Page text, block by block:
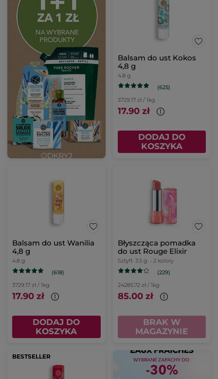
Balsam do ust Kokos
4,8 g
4.8 g
(625)
3729.17 zł / 1kg
17.90 zł
DODAJ DO
KOSZYKA
Balsam do ust Wanilia
4,8 g
4.8 g
(618)
3729.17 zł / 1kg
17.90 zł
DODAJ DO
KOSZYKA
Błyszcząca pomadka
do ust Rouge Elixir
Sztyft 3.5 g - 2 kolory
(229)
24285.72 zł / 1kg
85.00 zł
BRAK W
MAGAZYNIE
BESTSELLER